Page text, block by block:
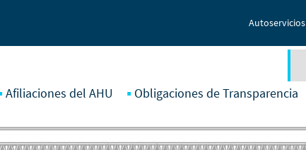
Autoservicios
Afiliaciones del AHU Obligaciones de Transparencia